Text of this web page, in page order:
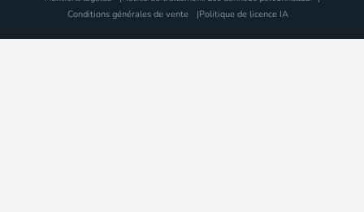
Conditions générales de vente
Politique de licence IA